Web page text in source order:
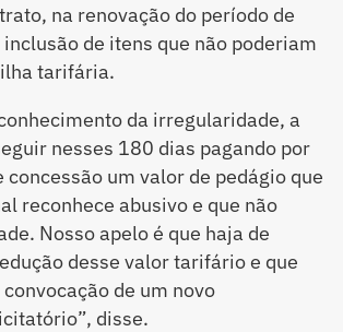
na renovação do período de
de itens que não poderiam
tarifária.
da irregularidade, a
nesses 180 dias pagando por
concessão um valor de pedágio que
reconhece abusivo e que não
Nosso apelo é que haja de
desse valor tarifário e que
de um novo
disse.